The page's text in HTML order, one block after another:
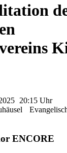
20:15 Uhr
ENCORE